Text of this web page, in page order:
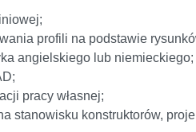
profili na podstawie
angielskiego lub niemieckiego;
pracy własnej;
stanowisku konstruktorów,